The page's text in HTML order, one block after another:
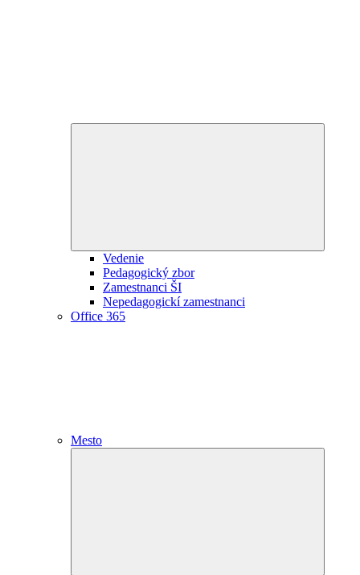
Vedenie
Pedagogický zbor
Zamestnanci ŠI
Nepedagogickí zamestnanci
Office 365
Mesto